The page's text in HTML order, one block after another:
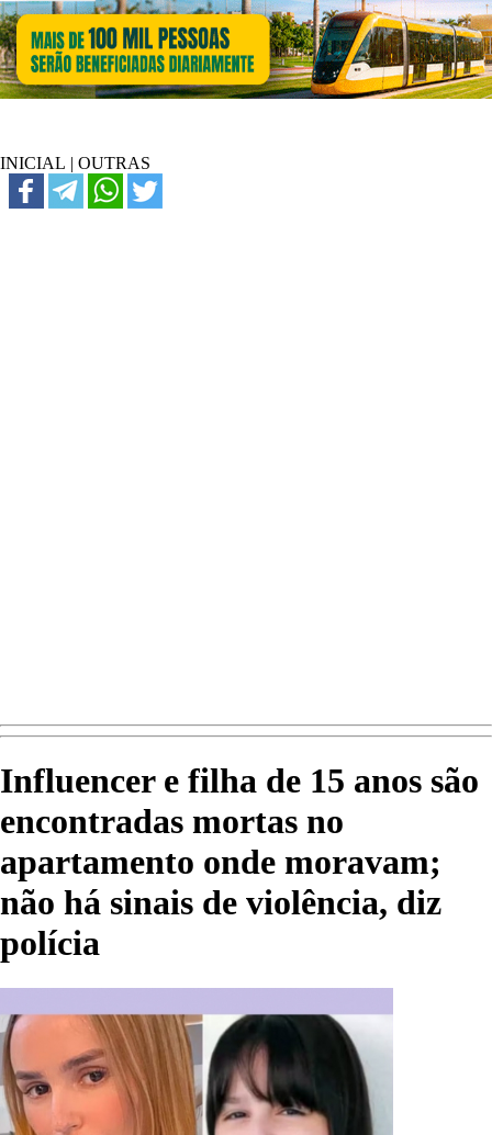
INICIAL | OUTRAS
Influencer e filha de 15 anos são
encontradas mortas no
apartamento onde moravam;
não há sinais de violência, diz
polícia